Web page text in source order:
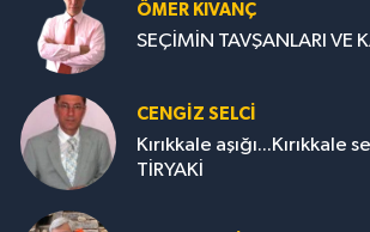
ÖMER KIVANÇ
SEÇİMİN TAVŞANLARI VE
CENGİZ SELCİ
Kırıkkale aşığı...Kırıkkale
TİRYAKİ